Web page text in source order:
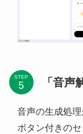
STEP 「音声
音声の生成処
ボタン付きの